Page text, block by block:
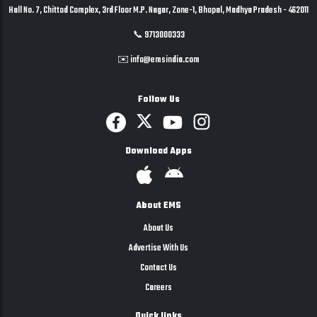
Hall No. 7, Chittod Complex, 3rd Floor M.P. Nagar, Zone-1, Bhopal, Madhya Pradesh - 462011
📞 9713000333
✉️ info@emsindia.com
Follow Us
Download Apps
About EMS
About Us
Advertise With Us
Contact Us
Careers